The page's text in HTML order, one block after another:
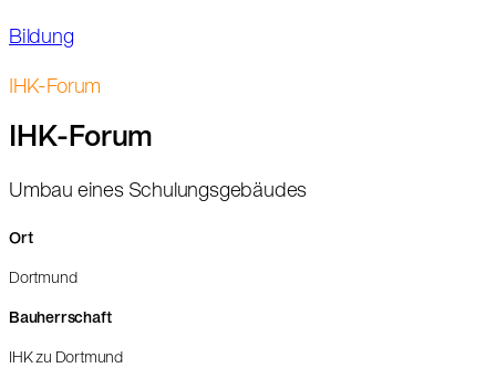
Bildung
IHK-Forum
IHK-Forum
Umbau eines Schulungsgebäudes
Ort
Dortmund
Bauherrschaft
IHK zu Dortmund